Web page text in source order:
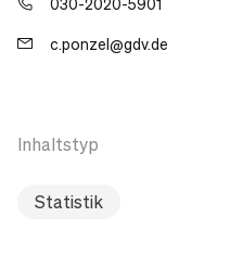
c.ponzel@gdv.de
Inhaltstyp
Statistik